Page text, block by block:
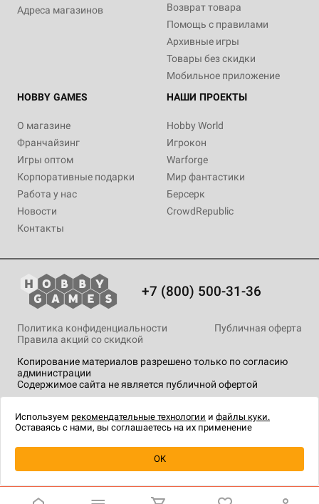
Уведомить о наличии
Адреса магазинов
Возврат товара
Помощь с правилами
Архивные игры
Товары без скидки
Мобильное приложение
HOBBY GAMES
О магазине
Франчайзинг
Игры оптом
Корпоративные подарки
Работа у нас
Новости
Контакты
НАШИ ПРОЕКТЫ
Hobby World
Игрокон
Warforge
Мир фантастики
Берсерк
CrowdRepublic
+7 (800) 500-31-36
Копирование материалов разрешено только по согласию
администрации
Содержимое сайта не является публичной офертой
Политика конфиденциальности
Публичная оферта
Правила акций со скидкой
технологии.
Используем рекомендательные технологии и файлы куки.
Оставаясь с нами, вы соглашаетесь на их применение
OK